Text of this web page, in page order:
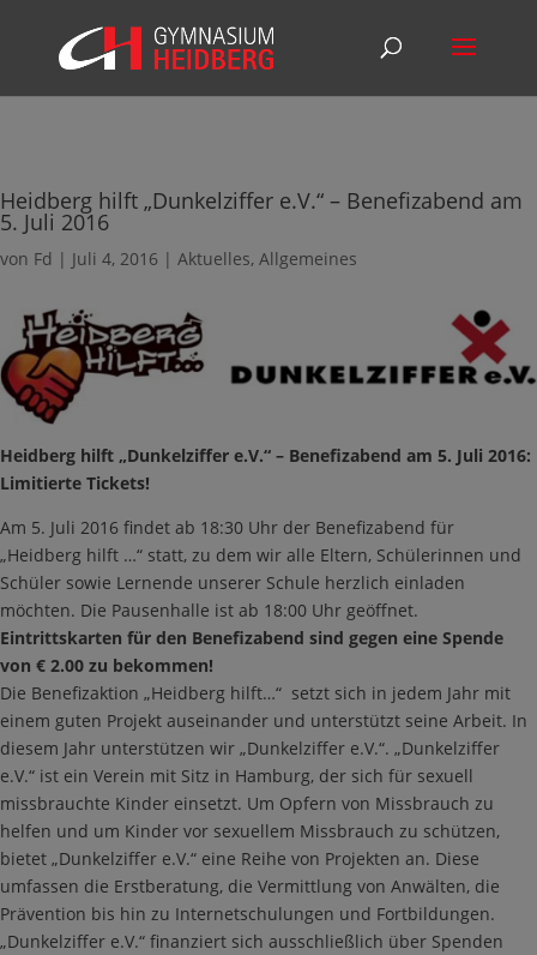
Heidberg hilft „Dunkelziffer e.V.“ – Benefizabend am
5. Juli 2016
von Fd | Juli 4, 2016 | Aktuelles, Allgemeines
Heidberg hilft „Dunkelziffer e.V.“ – Benefizabend am 5. Juli 2016:
Limitierte Tickets!
Am 5. Juli 2016 findet ab 18:30 Uhr der Benefizabend für
„Heidberg hilft …“ statt, zu dem wir alle Eltern, Schülerinnen und
Schüler sowie Lernende unserer Schule herzlich einladen
möchten. Die Pausenhalle ist ab 18:00 Uhr geöffnet.
Eintrittskarten für den Benefizabend sind gegen eine Spende
von € 2.00 zu bekommen!
Die Benefizaktion „Heidberg hilft…“ setzt sich in jedem Jahr mit
einem guten Projekt auseinander und unterstützt seine Arbeit. In
diesem Jahr unterstützen wir „Dunkelziffer e.V.“. „Dunkelziffer
e.V.“ ist ein Verein mit Sitz in Hamburg, der sich für sexuell
missbrauchte Kinder einsetzt. Um Opfern von Missbrauch zu
helfen und um Kinder vor sexuellem Missbrauch zu schützen,
bietet „Dunkelziffer e.V.“ eine Reihe von Projekten an. Diese
umfassen die Erstberatung, die Vermittlung von Anwälten, die
Prävention bis hin zu Internetschulungen und Fortbildungen.
„Dunkelziffer e.V.“ finanziert sich ausschließlich über Spenden